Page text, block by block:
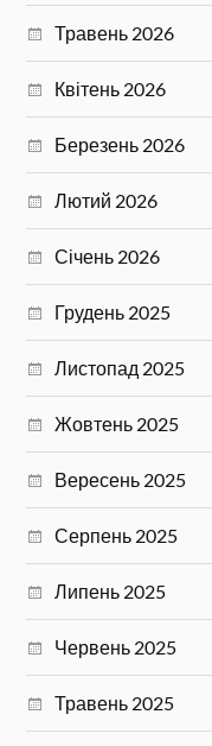
Травень 2026
Квітень 2026
Березень 2026
Лютий 2026
Січень 2026
Грудень 2025
Листопад 2025
Жовтень 2025
Вересень 2025
Серпень 2025
Липень 2025
Червень 2025
Травень 2025